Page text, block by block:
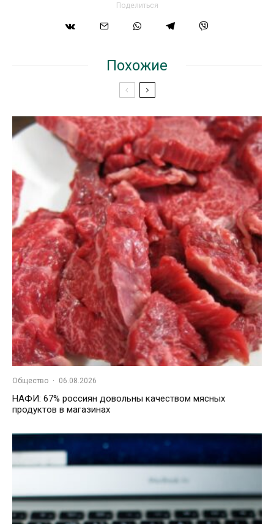
Поделиться
Похожие
Общество · 06.08.2026
НАФИ: 67% россиян довольны качеством мясных
продуктов в магазинах